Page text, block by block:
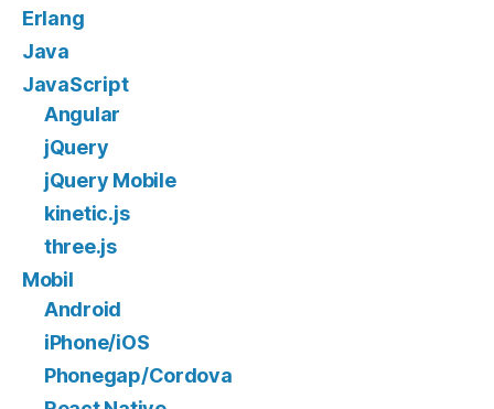
Erlang
Java
JavaScript
Angular
jQuery
jQuery Mobile
kinetic.js
three.js
Mobil
Android
iPhone/iOS
Phonegap/Cordova